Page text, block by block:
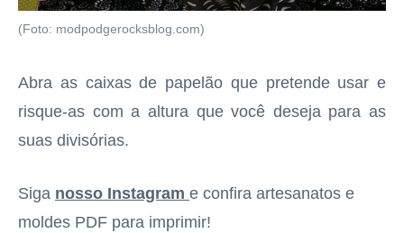
(Foto: modpodgerocksblog.com)
Abra as caixas de papelão que pretende usar e
risque-as com a altura que você deseja para as
suas divisórias.
Siga nosso Instagram e confira artesanatos e
moldes PDF para imprimir!